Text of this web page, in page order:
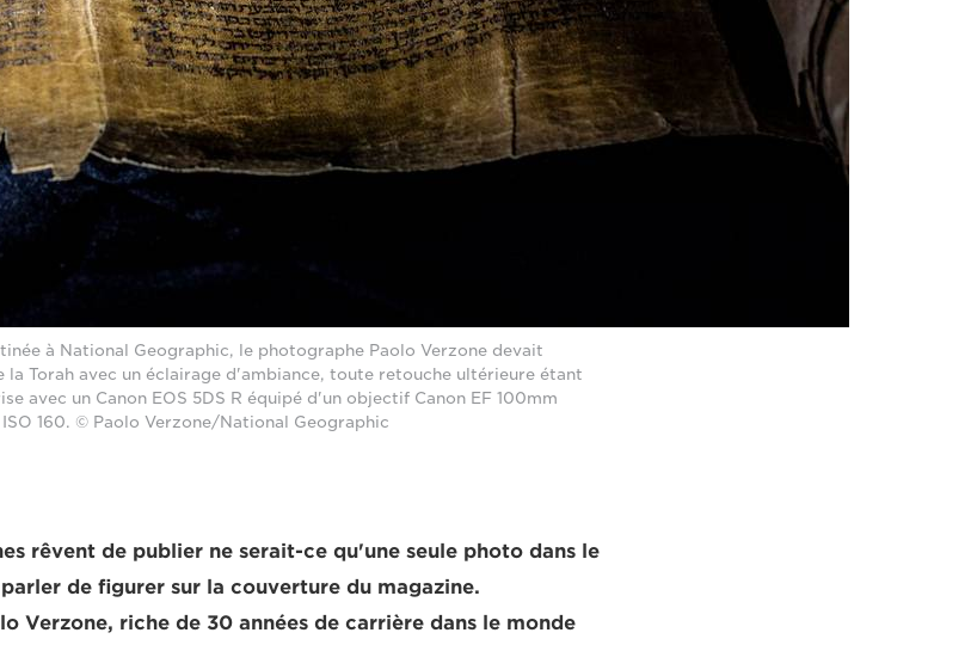
à National Geographic, le photographe Paolo Verzone devait
la Torah avec un éclairage d'ambiance, toute retouche ultérieure étant
avec un Canon EOS 5DS R équipé d'un objectif Canon EF 100mm
160. © Paolo Verzone/National Geographic
rêvent de publier ne serait-ce qu'une seule photo dans le
de figurer sur la couverture du magazine.
Verzone, riche de 30 années de carrière dans le monde